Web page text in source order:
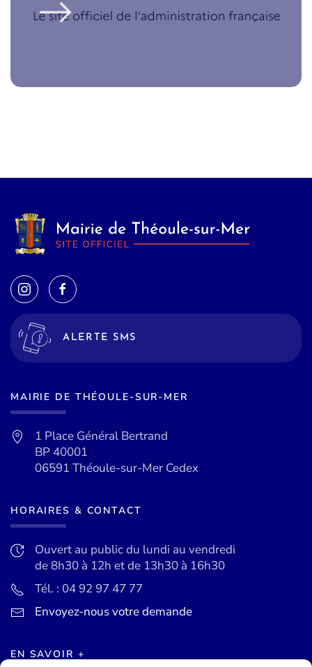
ALERTE SMS
MAIRIE DE THÉOULE-SUR-MER
1 Place Général Bertrand
BP 40001
06591 Théoule-sur-Mer Cedex
HORAIRES & CONTACT
Ouvert au public du lundi au vendredi
de 8h30 à 12h et de 13h30 à 16h30
Tél. : 04 92 97 47 77
Envoyez-nous votre demande
EN SAVOIR +